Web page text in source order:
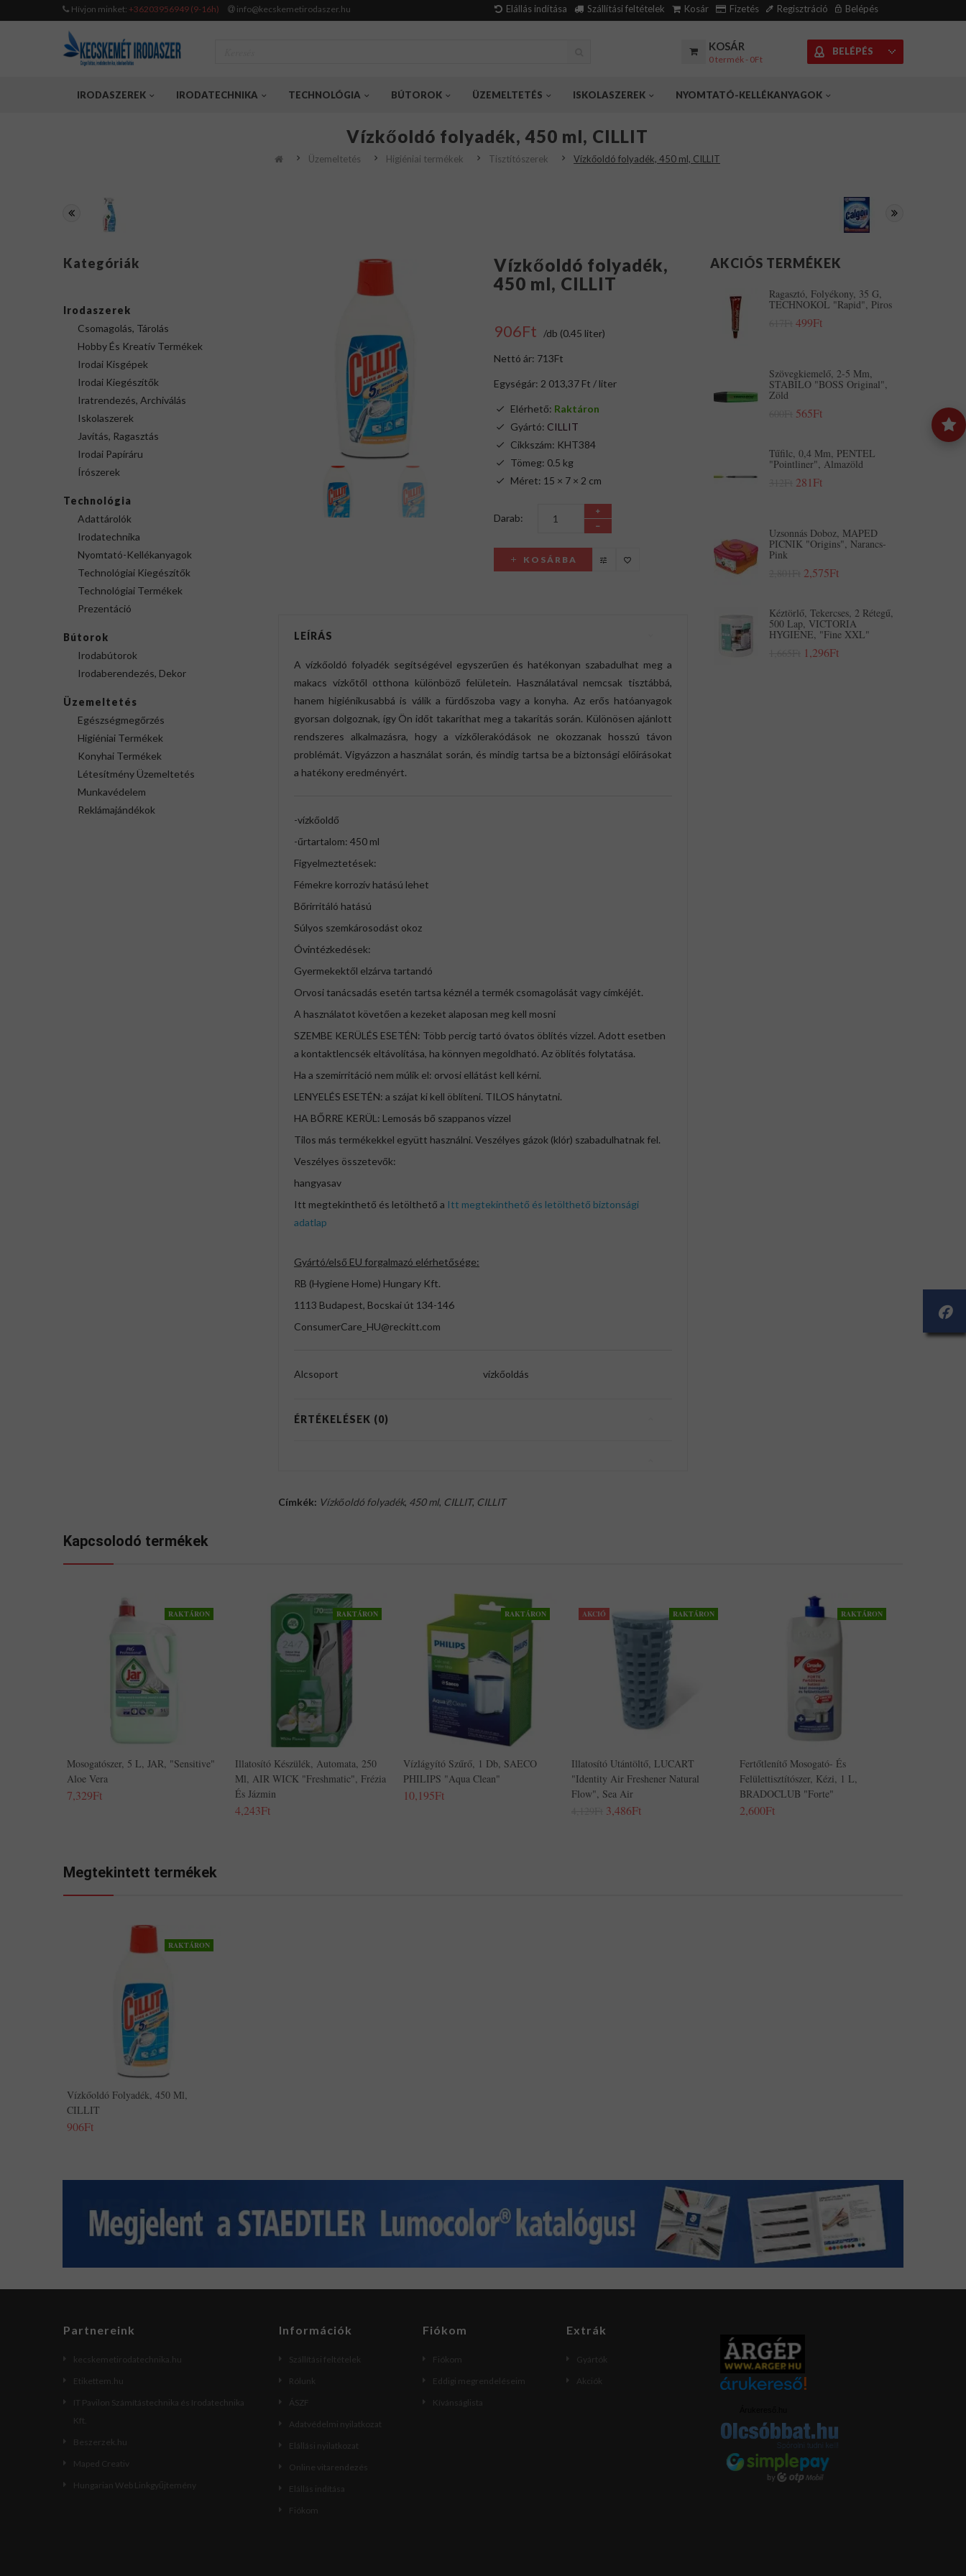
Hívjon minket: +36203956949 (9-16h) info@kecskemetirodaszer.hu Elállás indítása Szállítási feltételek Kosár Fizetés Regisztráció Belépés
KOSÁR
0 termék - 0Ft
BELÉPÉS
IRODASZEREK IRODATECHNIKA TECHNOLÓGIA BÚTOROK ÜZEMELTETÉS ISKOLASZEREK NYOMTATÓ-KELLÉKANYAGOK
Vízkőoldó folyadék, 450 ml, CILLIT
Üzemeltetés Higiéniai termékek Tisztítószerek Vízkőoldó folyadék, 450 ml, CILLIT
Kategóriák
Irodaszerek
Csomagolás, Tárolás
Hobby És Kreatív Termékek
Irodai Kisgépek
Irodai Kiegészítők
Iratrendezés, Archiválás
Iskolaszerek
Javítás, Ragasztás
Irodai Papíráru
Írószerek
Technológia
Adattárolók
Irodatechnika
Nyomtató-Kellékanyagok
Technológiai Kiegészítők
Technológiai Termékek
Prezentáció
Bútorok
Irodabútorok
Irodaberendezés, Dekor
Üzemeltetés
Egészségmegőrzés
Higiéniai Termékek
Konyhai Termékek
Létesítmény Üzemeltetés
Munkavédelem
Reklámajándékok
Vízkőoldó folyadék,
450 ml, CILLIT
906Ft /db (0.45 liter)
Nettó ár: 713Ft
Egységár: 2 013,37 Ft / liter
Elérhető: Raktáron
Gyártó: CILLIT
Cikkszám: KHT384
Tömeg: 0.5 kg
Méret: 15 × 7 × 2 cm
Darab:
KOSÁRBA
LEÍRÁS
A vízkőoldó folyadék segítségével egyszerűen és hatékonyan szabadulhat meg a
makacs vízkőtől otthona különböző felületein. Használatával nemcsak tisztábbá,
hanem higiénikusabbá is válik a fürdőszoba vagy a konyha. Az erős hatóanyagok
gyorsan dolgoznak, így Ön időt takaríthat meg a takarítás során. Különösen ajánlott
rendszeres alkalmazásra, hogy a vízkőlerakódások ne okozzanak hosszú távon
problémát. Vigyázzon a használat során, és mindig tartsa be a biztonsági előírásokat
a hatékony eredményért.
-vízkőoldő
-űrtartalom: 450 ml
Figyelmeztetések:
Fémekre korrozív hatású lehet
Bőrirritáló hatású
Súlyos szemkárosodást okoz
Óvintézkedések:
Gyermekektől elzárva tartandó
Orvosi tanácsadás esetén tartsa kéznél a termék csomagolását vagy címkéjét.
A használatot követően a kezeket alaposan meg kell mosni
SZEMBE KERÜLÉS ESETÉN: Több percig tartó óvatos öblítés vízzel. Adott esetben
a kontaktlencsék eltávolítása, ha könnyen megoldható. Az öblítés folytatása.
Ha a szemirritáció nem múlik el: orvosi ellátást kell kérni.
LENYELÉS ESETÉN: a szájat ki kell öblíteni. TILOS hánytatni.
HA BŐRRE KERÜL: Lemosás bő szappanos vízzel
Tilos más termékekkel együtt használni. Veszélyes gázok (klór) szabadulhatnak fel.
Veszélyes összetevők:
hangyasav
Itt megtekinthető és letölthető a Itt megtekinthető és letölthető biztonsági
adatlap
Gyártó/első EU forgalmazó elérhetősége:
RB (Hygiene Home) Hungary Kft.
1113 Budapest, Bocskai út 134-146
ConsumerCare_HU@reckitt.com
Alcsoport vízkőoldás
ÉRTÉKELÉSEK (0)
Címkék: Vízkőoldó folyadék, 450 ml, CILLIT, CILLIT
AKCIÓS TERMÉKEK
Ragasztó, Folyékony, 35 G,
TECHNOKOL "Rapid", Piros
499Ft
Szövegkiemelő, 2-5 Mm,
STABILO "BOSS Original",
Zöld
565Ft
Tűfilc, 0,4 Mm, PENTEL
"Pointliner", Almazöld
281Ft
Uzsonnás Doboz, MAPED
PICNIK "Origins", Narancs-
Pink
2,575Ft
Kéztörlő, Tekercses, 2 Rétegű,
500 Lap, VICTORIA
HYGIENE, "Fine XXL"
1,296Ft
Kapcsolodó termékek
RAKTÁRON
Mosogatószer, 5 L, JAR, "Sensitive"
Aloe Vera
7,329Ft
RAKTÁRON
Illatosító Készülék, Automata, 250
Ml, AIR WICK "Freshmatic", Frézia
És Jázmin
4,243Ft
RAKTÁRON
Vízlágyító Szűrő, 1 Db, SAECO
PHILIPS "Aqua Clean"
10,195Ft
AKCIÓ RAKTÁRON
Illatosító Utántöltő, LUCART
"Identity Air Freshener Natural
Flow", Sea Air
3,486Ft
RAKTÁRON
Fertőtlenítő Mosogató- És
Felülettisztítószer, Kézi, 1 L,
BRADOCLUB "Forte"
2,600Ft
Megtekintett termékek
RAKTÁRON
Vízkőoldó Folyadék, 450 Ml,
CILLIT
906Ft
Partnereink
kecskemetirodatechnika.hu
Etikettem.hu
IT Pavilon Számítástechnika és Irodatechnika
Kft.
Beszerzek.hu
Maped Creativ
Hungarian Web Linkgyűjtemény
Információk
Szállítási feltételek
Rólunk
ÁSZF
Adatvédelmi nyilatkozat
Elállási nyilatkozat
Online vitarendezés
Elállás indítása
Fiókom
Fiókom
Fiókom
Eddigi megrendeléseim
Kívánságlista
Extrák
Gyártók
Akciók